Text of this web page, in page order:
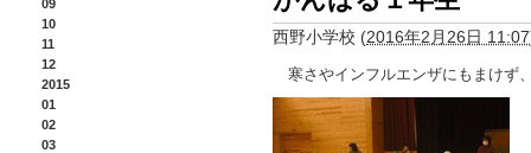
西野小学校 (2016年2月26日 11:07
寒さやインフルエンザにもまけず
09
10
11
12
2015
01
02
03